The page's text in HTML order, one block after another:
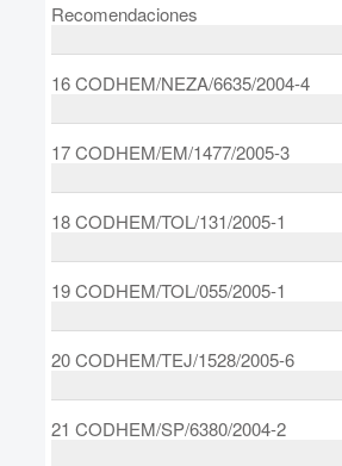
Recomendaciones
16 CODHEM/NEZA/6635/2004-4
17 CODHEM/EM/1477/2005-3
18 CODHEM/TOL/131/2005-1
19 CODHEM/TOL/055/2005-1
20 CODHEM/TEJ/1528/2005-6
21 CODHEM/SP/6380/2004-2